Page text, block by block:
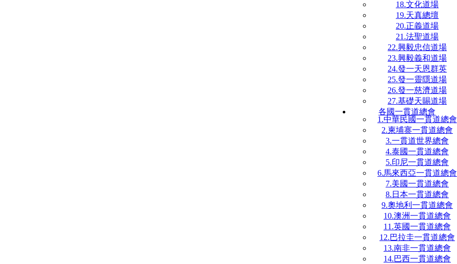
18.文化道場
19.天真總壇
20.正義道場
21.法聖道場
22.興毅忠信道場
23.興毅義和道場
24.發一天恩群英
25.發一靈隱道場
26.發一慈濟道場
27.基礎天賜道場
各國一貫道總會
1.中華民國一貫道總會
2.柬埔寨一貫道總會
3.一貫道世界總會
4.泰國一貫道總會
5.印尼一貫道總會
6.馬來西亞一貫道總會
7.美國一貫道總會
8.日本一貫道總會
9.奧地利一貫道總會
10.澳洲一貫道總會
11.英國一貫道總會
12.巴拉圭一貫道總會
13.南非一貫道總會
14.巴西一貫道總會